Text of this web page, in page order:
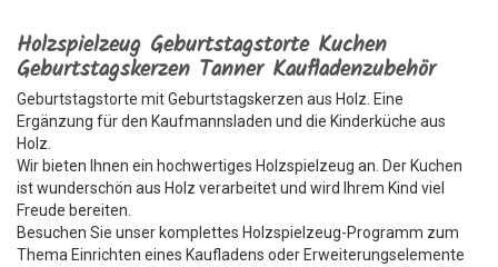
Holzspielzeug Geburtstagstorte Kuchen
Geburtstagskerzen Tanner Kaufladenzubehör
Geburtstagstorte mit Geburtstagskerzen aus Holz. Eine
Ergänzung für den Kaufmannsladen und die Kinderküche aus
Holz.
Wir bieten Ihnen ein hochwertiges Holzspielzeug an. Der Kuchen
ist wunderschön aus Holz verarbeitet und wird Ihrem Kind viel
Freude bereiten.
Besuchen Sie unser komplettes Holzspielzeug-Programm zum
Thema Einrichten eines Kaufladens oder Erweiterungselemente